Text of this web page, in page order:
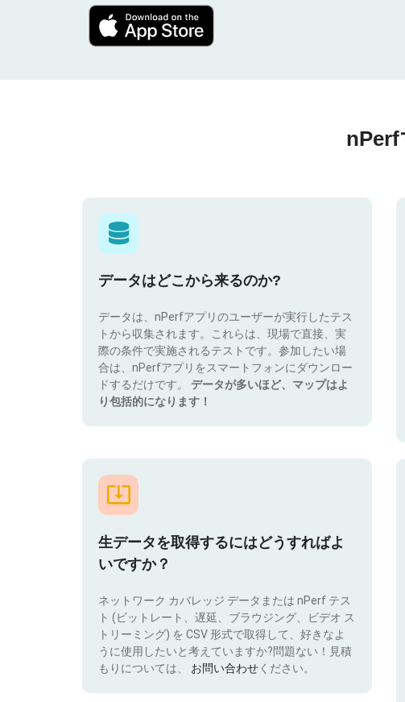
nPerf
データはどこから来るのか?
データは、nPerfアプリのユーザーが実行したテス
トから収集されます。これらは、現場で直接、実
際の条件で実施されるテストです。参加したい場
合は、nPerfアプリをスマートフォンにダウンロー
ドするだけです。 データが多いほど、マップはよ
り包括的になります！
生データを取得するにはどうすればよ
いですか？
ネットワーク カバレッジ データまたは nPerf テス
ト (ビットレート、遅延、ブラウジング、ビデオ ス
トリーミング) を CSV 形式で取得して、好きなよ
うに使用したいと考えていますか?問題ない！見積
もりについては、 お問い合わせください。